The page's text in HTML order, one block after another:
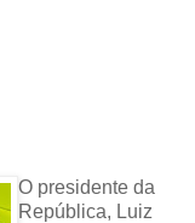
O presidente da
República, Luiz